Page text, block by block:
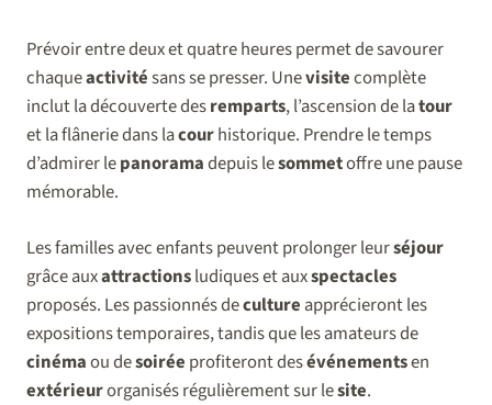
Prévoir entre deux et quatre heures permet de savourer
chaqueactivitésans se presser. Unevisitecomplète
inclut la découverte desremparts, l’ascension de latour
et la flânerie dans lacourhistorique. Prendre le temps
d’admirer lepanoramadepuis lesommetoffre une pause
mémorable.
Les familles avec enfants peuvent prolonger leurséjour
grâce auxattractionsludiques et auxspectacles
proposés. Les passionnés deculture apprécieront les
expositions temporaires, tandis que les amateurs de
cinémaou desoirée profiteront desévénementsen
extérieurorganisés régulièrement sur lesite.